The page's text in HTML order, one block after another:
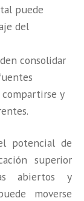
puede
del
consolidar
y
potencial de
superior
abiertos y
moverse